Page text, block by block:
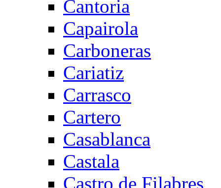
Cantoria
Capairola
Carboneras
Cariatiz
Carrasco
Cartero
Casablanca
Castala
Castro de Filabres